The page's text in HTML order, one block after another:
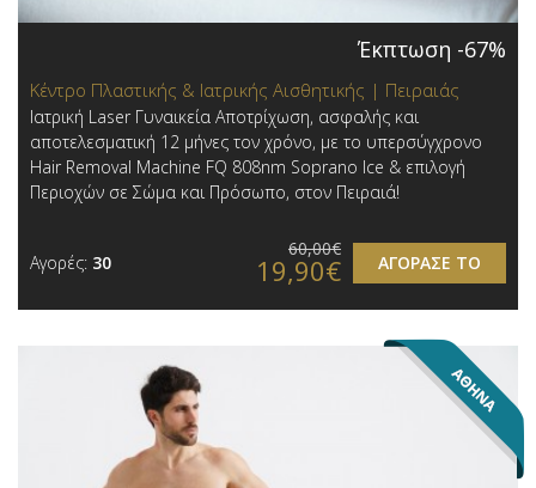
Έκπτωση -67%
Κέντρο Πλαστικής & Ιατρικής Αισθητικής | Πειραιάς
Ιατρική Laser Γυναικεία Αποτρίχωση, ασφαλής και
αποτελεσματική 12 μήνες τον χρόνο, με το υπερσύγχρονο
Hair Removal Machine FQ 808nm Soprano Ice & επιλογή
Περιοχών σε Σώμα και Πρόσωπο, στον Πειραιά!
Αγορές: 30 ΑΓΟΡΑΣΕ ΤΟ
60,00€
19,90€